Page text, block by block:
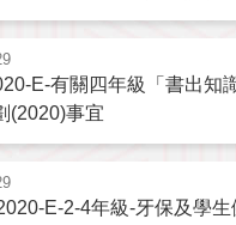
E-有關四年級「書出知
(2020)事宜
E-2-4年級-牙保及學生